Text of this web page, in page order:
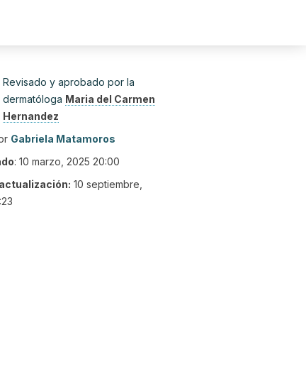
Revisado y aprobado por la
dermatóloga Maria del Carmen
Hernandez
Gabriela Matamoros
: 10 marzo, 2025 20:00
10 septiembre,